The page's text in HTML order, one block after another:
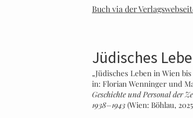
Buch via der
Jüdisches
„Jüdisches Leben in Wien
in: Florian Wenninger und
Geschichte und Personal der
1938–1943 (Wien: Böhlau,